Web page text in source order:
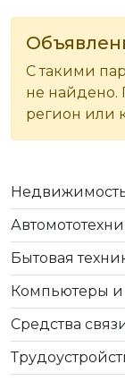
С такими
не найдено.
регион или
Бытовая
Компьютеры и
Средства